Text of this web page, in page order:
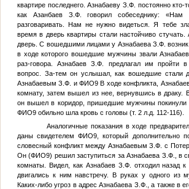
квартире последнего. Азнабаеву З.Ф. постоянно
как Азанбаев З.Ф. говорил собеседнику:
разговаривать. Нам не нужно видеться. Я тебе
время в дверь квартиры стали настойчиво
дверь. С вошедшими лицами у Азнабаева З.Ф. возник
в ходе которого вошедшие мужчины звали
раз-говора. Азнабаев З.Ф. предлагал им пройти
вопрос. За-тем он услышал, как вошедшие стали
Азнабаевым З.Ф. иФИО9 В ходе конфликта,
комнату, затем вышел из нее, вернувшись в драку.
он вышел в коридор, пришедшие мужчины покинули
ФИО9обильно шла кровь с головы (т. 2 л.д. 112-116).
Аналогичные показания в ходе
даны свидетелемФИО9 , который дополнительно
словесный конфликт между Азнабаевым З.Ф. с
Он (ФИО9) решил заступиться за Азнабаева З.Ф., в
комнаты. Видел, как Азнабаев З.Ф. отходил назад
двигались к ним навстречу. В руках у одного из
Каких-либо угроз в адрес Азнабаева З.Ф., а также в